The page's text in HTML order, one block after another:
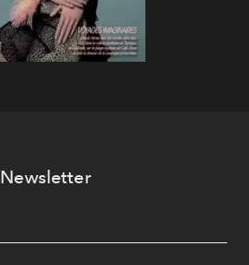
Newsletter